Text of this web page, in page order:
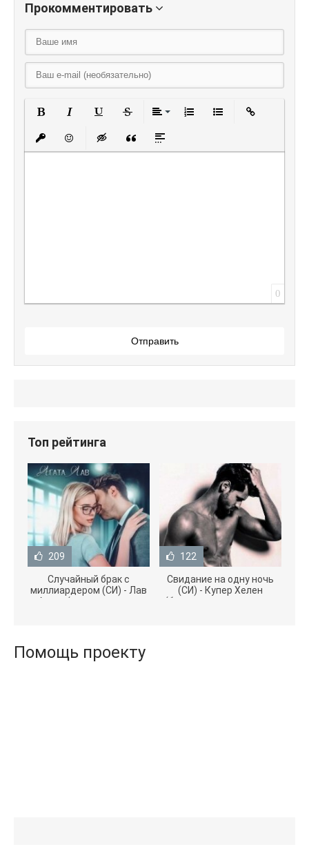
Прокомментировать
Вставить защищенную ссылку
Вставить смайлик
Вставка скрытого текста
Вставка цитаты
Вставка спойлера
0
Отправить
Топ рейтинга
209
Случайный брак с
миллиардером (СИ) - Лав
Агата (полная версия
122
Свидание на одну ночь
(СИ) - Купер Хелен
(бесплатные серии книг
Помощь проекту